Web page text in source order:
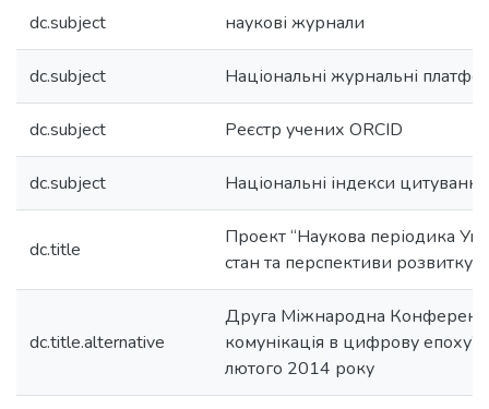
dc.subject наукові журнали
dc.subject Національні журнальні
dc.subject Реєстр учених ORCID
dc.subject Національні індекси цитування
dc.title
Проект “Наукова періодика
стан та перспективи розвитку
dc.title.alternative
Друга Міжнародна
комунікація в цифрову епоху”
лютого 2014 року